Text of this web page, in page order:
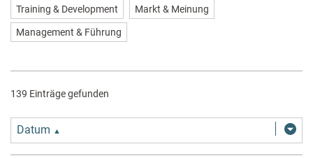
Training & Development Markt & Meinung
Management & Führung
139 Einträge gefunden
Datum ▲